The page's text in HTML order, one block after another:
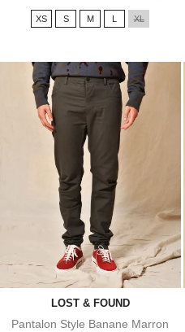
XS S M L XL
LOST & FOUND
Pantalon Style Banane Marron